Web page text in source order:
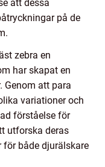
att dessa
på de
zebra en
har skapat en
Genom att para
variationer och
förståelse för
utforska deras
både djurälskare